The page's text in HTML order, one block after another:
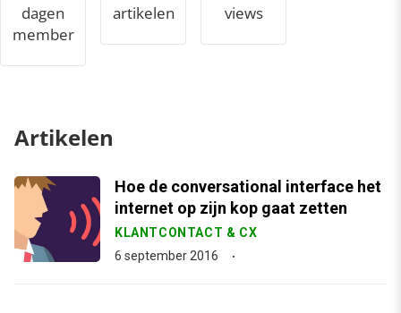
dagen
member
artikelen views
Artikelen
Hoe de conversational interface het
internet op zijn kop gaat zetten
KLANTCONTACT & CX
6 september 2016